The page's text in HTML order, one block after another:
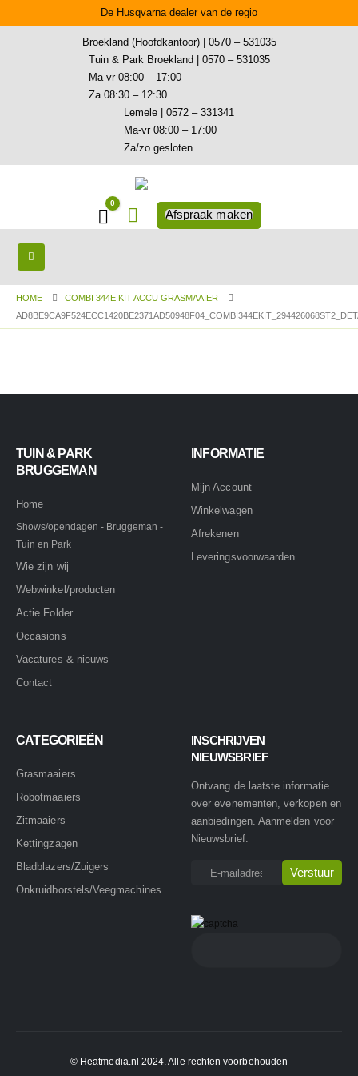
De Husqvarna dealer van de regio
Broekland (Hoofdkantoor) | 0570 – 531035
Tuin & Park Broekland | 0570 – 531035
Ma-vr 08:00 – 17:00
Za 08:30 – 12:30
Lemele | 0572 – 331341
Ma-vr 08:00 – 17:00
Za/zo gesloten
Winkelwagen
0
Afspraak maken
HOME
COMBI 344E KIT ACCU GRASMAAIER
TUIN & PARK
BRUGGEMAN
Home
Shows/opendagen - Bruggeman -
Tuin en Park
Wie zijn wij
Webwinkel/producten
Actie Folder
Occasions
Vacatures & nieuws
Contact
INFORMATIE
Mijn Account
Winkelwagen
Afrekenen
Leveringsvoorwaarden
CATEGORIEËN
Grasmaaiers
Robotmaaiers
Zitmaaiers
Kettingzagen
Bladblazers/Zuigers
Onkruidborstels/Veegmachines
INSCHRIJVEN
NIEUWSBRIEF
Ontvang de laatste informatie
over evenementen, verkopen en
aanbiedingen. Aanmelden voor
Nieuwsbrief:
© Heatmedia.nl 2024. Alle rechten voorbehouden